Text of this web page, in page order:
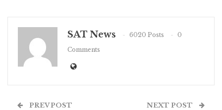
SAT News 6020 Posts
0
Comments
PREV POST NEXT POST